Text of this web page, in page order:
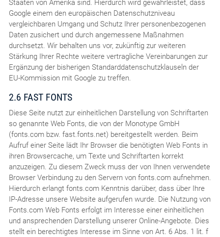
Staaten von Amerika sind. Hierdurch wird gewährleistet, dass
Google einem den europäischen Datenschutzniveau
vergleichbaren Umgang und Schutz Ihrer personenbezogenen
Daten zusichert und durch angemessene Maßnahmen
durchsetzt. Wir behalten uns vor, zukünftig zur weiteren
Stärkung Ihrer Rechte weitere vertragliche Vereinbarungen zur
Ergänzung der bisherigen Standarddatenschutzklauseln der
EU-Kommission mit Google zu treffen.
2.6 FAST FONTS
Diese Seite nutzt zur einheitlichen Darstellung von Schriftarten
so genannte Web Fonts, die von der Monotype GmbH
(fonts.com bzw. fast.fonts.net) bereitgestellt werden. Beim
Aufruf einer Seite lädt Ihr Browser die benötigten Web Fonts in
ihren Browsercache, um Texte und Schriftarten korrekt
anzuzeigen. Zu diesem Zweck muss der von Ihnen verwendete
Browser Verbindung zu den Servern von fonts.com aufnehmen.
Hierdurch erlangt fonts.com Kenntnis darüber, dass über Ihre
IP-Adresse unsere Website aufgerufen wurde. Die Nutzung von
Fonts.com Web Fonts erfolgt im Interesse einer einheitlichen
und ansprechenden Darstellung unserer Online-Angebote. Dies
stellt ein berechtigtes Interesse im Sinne von Art. 6 Abs. 1 lit. f